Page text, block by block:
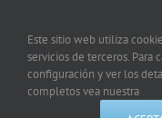
Copyright 2012 – 2026
reservados |Política de
Este sitio web utiliza
servicios de terceros. Para
configuración y ver los
completos vea nuestra